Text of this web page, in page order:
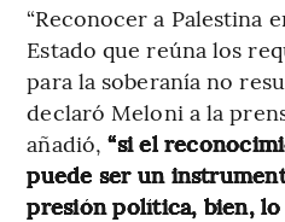
“Reconocer a Palestina
Estado que reúna los
para la soberanía no
declaró Meloni a la
añadió, “si el
puede ser un
presión política, bien, lo